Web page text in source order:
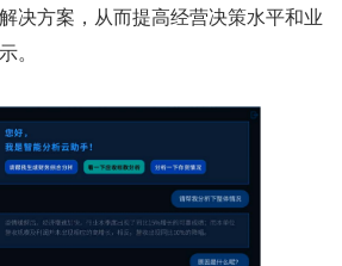
决方案，从而提高经营决策水平和业
。